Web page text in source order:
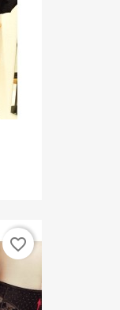
favorite_border